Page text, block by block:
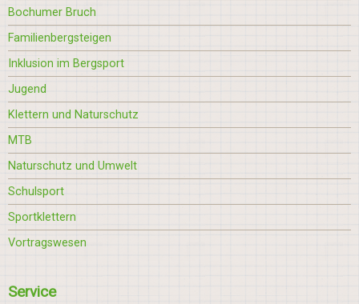
Bochumer Bruch
Familienbergsteigen
Inklusion im Bergsport
Jugend
Klettern und Naturschutz
MTB
Naturschutz und Umwelt
Schulsport
Sportklettern
Vortragswesen
Service